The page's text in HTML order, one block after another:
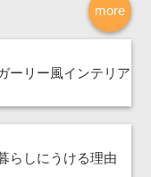
more
ーリー風インテリア
らしにうける理由